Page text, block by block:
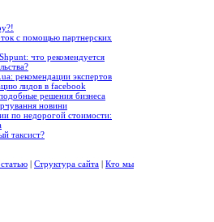
с помощью партнерских
что рекомендуется
рекомендации экспертов
лидов в facebook
решения бизнеса
новини
по недорогой стоимости:
таксист?
| Структура сайта | Кто мы